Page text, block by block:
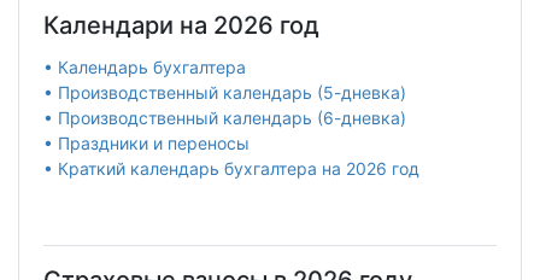
Календари на 2026 год
• Календарь бухгалтера
• Производственный календарь (5-дневка)
• Производственный календарь (6-дневка)
• Праздники и переносы
• Краткий календарь бухгалтера на 2026 год